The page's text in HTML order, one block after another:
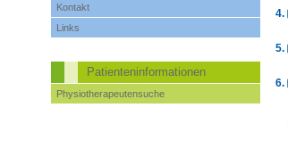
Kontakt
Links
Patienteninformationen
Physiotherapeutensuche